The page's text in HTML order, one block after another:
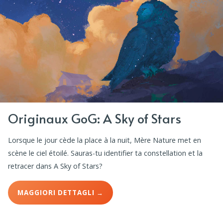
Originaux GoG: A Sky of Stars
Lorsque le jour cède la place à la nuit, Mère Nature met en
scène le ciel étoilé. Sauras-tu identifier ta constellation et la
retracer dans A Sky of Stars?
MAGGIORI DETTAGLI →